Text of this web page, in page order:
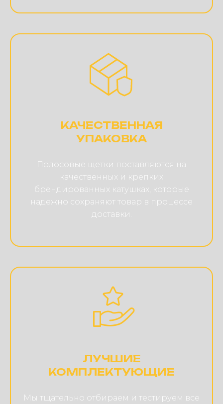
КАЧЕСТВЕННАЯ
УПАКОВКА
Полосовые щетки поставляются на
качественных и крепких
брендированных катушках, которые
надежно сохраняют товар в процессе
доставки.
ЛУЧШИЕ
КОМПЛЕКТУЮЩИЕ
Мы тщательно отбираем и тестируем все